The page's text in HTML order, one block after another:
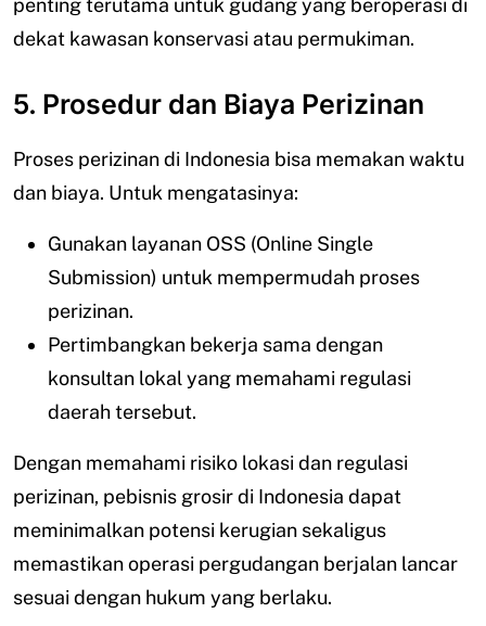
penting terutama untuk gudang yang beroperasi di
dekat kawasan konservasi atau permukiman.
5. Prosedur dan Biaya Perizinan
Proses perizinan di Indonesia bisa memakan waktu
dan biaya. Untuk mengatasinya:
Gunakan layanan OSS (Online Single
Submission) untuk mempermudah proses
perizinan.
Pertimbangkan bekerja sama dengan
konsultan lokal yang memahami regulasi
daerah tersebut.
Dengan memahami risiko lokasi dan regulasi
perizinan, pebisnis grosir di Indonesia dapat
meminimalkan potensi kerugian sekaligus
memastikan operasi pergudangan berjalan lancar
sesuai dengan hukum yang berlaku.